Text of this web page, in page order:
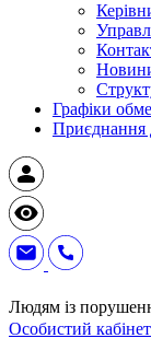
Графіки
Приєднання
Людям із
Особистий кабінет